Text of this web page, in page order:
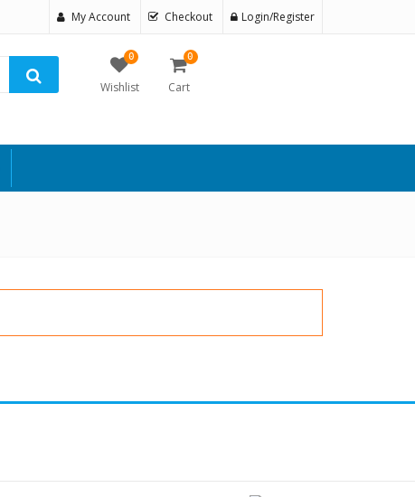
My Account Checkout Login/Register
0
Wishlist
0
Cart